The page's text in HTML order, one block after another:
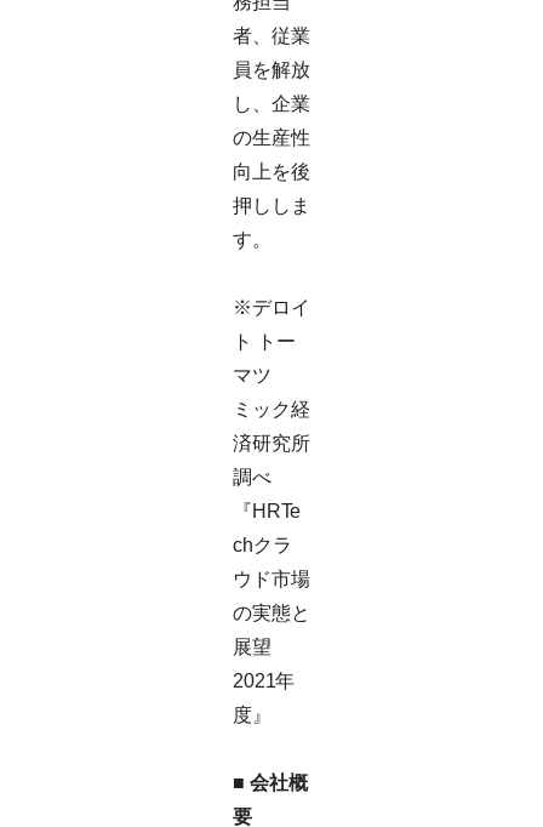
者、従業
員を解放
し、企業
の生産性
向上を後
押ししま
す。
※デロイ
ト トー
マツ
ミック経
済研究所
調べ
『HRTe
chクラ
ウド市場
の実態と
展望
2021年
度』
■ 会社概
要